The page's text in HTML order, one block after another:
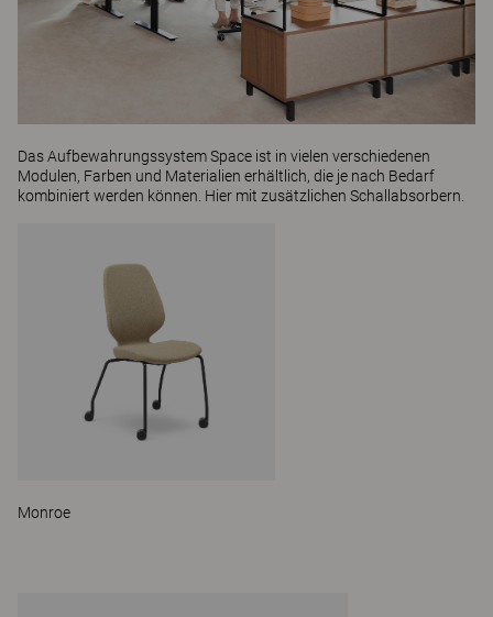
Das AufbewahrungssystemSpace ist in vielen verschiedenen
Modulen, Farben und Materialien erhältlich, die je nach Bedarf
kombiniert werden können. Hier mit zusätzlichen Schallabsorbern.
Monroe